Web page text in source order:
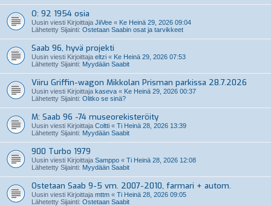
O: 92 1954 osia
Uusin viesti Kirjoittaja JiiVee « Ke Heinä 29, 2026 09:04
Lähetetty Sijainti: Ostetaan Saabin osat ja tarvikkeet
Saab 96, hyvä projekti
Uusin viesti Kirjoittaja eltzi « Ke Heinä 29, 2026 07:53
Lähetetty Sijainti: Myydään Saabit
Viiru Griffin-wagon Mikkolan Prisman parkissa 28.7.2026
Uusin viesti Kirjoittaja kaseva « Ke Heinä 29, 2026 00:37
Lähetetty Sijainti: Olitko se sinä?
M: Saab 96 -74 museorekisteröity
Uusin viesti Kirjoittaja Coltti « Ti Heinä 28, 2026 13:39
Lähetetty Sijainti: Myydään Saabit
900 Turbo 1979
Uusin viesti Kirjoittaja Samppo « Ti Heinä 28, 2026 12:08
Lähetetty Sijainti: Myydään Saabit
Ostetaan Saab 9-5 vm. 2007-2010, farmari + autom.
Uusin viesti Kirjoittaja mttm « Ti Heinä 28, 2026 09:05
Lähetetty Sijainti: Ostetaan Saabit